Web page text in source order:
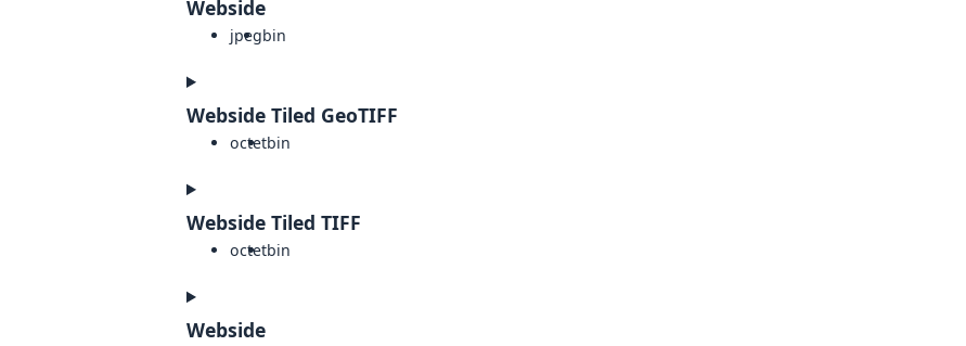
Webside
jpegbin
Webside Tiled GeoTIFF
octetbin
Webside Tiled TIFF
octetbin
Webside